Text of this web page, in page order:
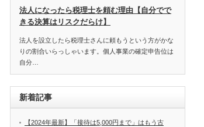
法人になったら税理士を頼む理由【自分でで
きる決算はリスクだらけ】
法人を設立したら税理士さんに頼もうという方がかな
りの割合いらっしゃいます。個人事業の確定申告位は
自分…
新着記事
【2024年最新】「接待は5,000円まで」はもう古